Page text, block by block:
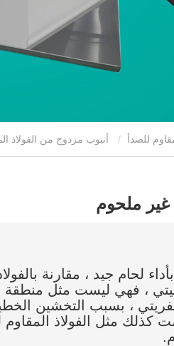
للصدأ
غير ملحوم
لحام جيد ، مقارنة
، فهي ليست مثل منطقة
الفريتي ، بسبب التخشين
كذلك مثل الفولاذ المقاوم